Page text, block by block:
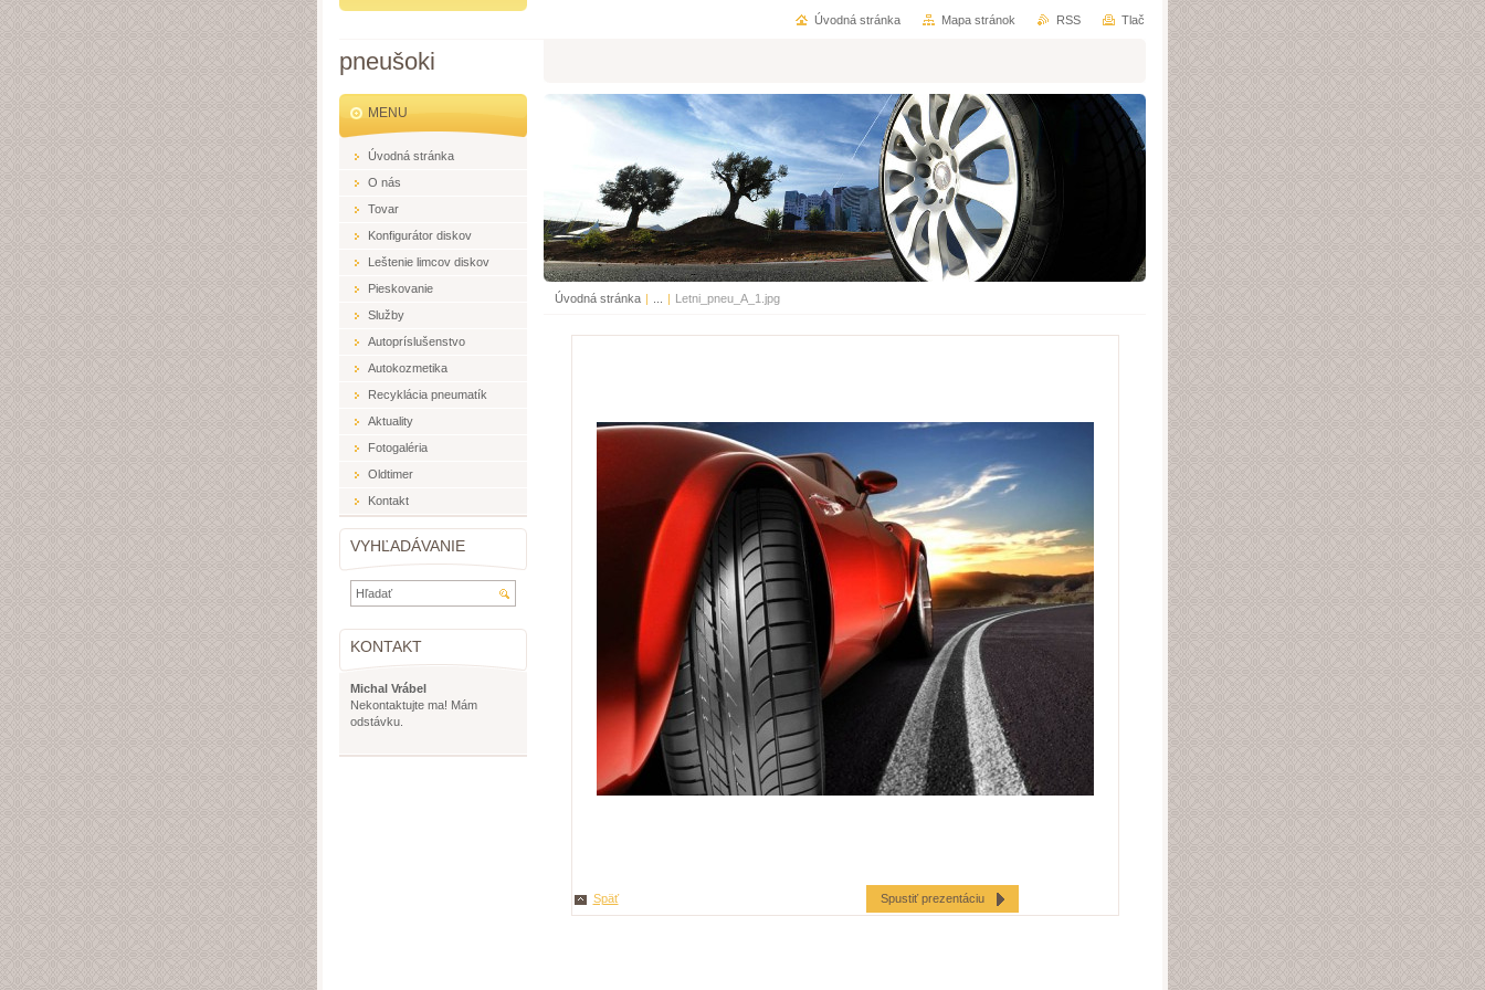
pneušoki
Úvodná stránka | | Letni_pneu_A_1.jpg
Spustiť prezentáciu
Späť
MENU
Úvodná stránka
O nás
Tovar
Konfigurátor diskov
Leštenie limcov diskov
Pieskovanie
Služby
Autopríslušenstvo
Autokozmetika
Recyklácia pneumatík
Aktuality
Fotogaléria
Oldtimer
Kontakt
VYHĽADÁVANIE
KONTAKT
Michal Vrábel
Nekontaktujte ma! Mám
odstávku.
Úvodná stránka Mapa stránok RSS Tlač